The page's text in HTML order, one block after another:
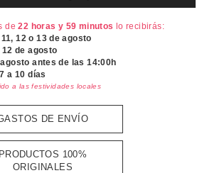
de22 horas y 59 minutos lo recibirás:
11, 12 o 13 de agosto
12 de agosto
antes de las 14:00h
a 10 días
a las festividades locales
DE ENVÍO
PRODUCTOS 100%
ORIGINALES